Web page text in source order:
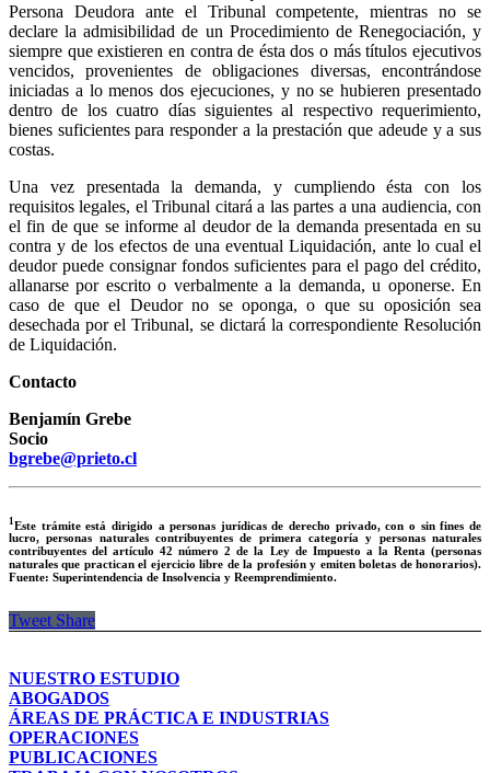
Persona Deudora ante el Tribunal competente, mientras no se
declare la admisibilidad de un Procedimiento de Renegociación, y
siempre que existieren en contra de ésta dos o más títulos ejecutivos
vencidos, provenientes de obligaciones diversas, encontrándose
iniciadas a lo menos dos ejecuciones, y no se hubieren presentado
dentro de los cuatro días siguientes al respectivo requerimiento,
bienes suficientes para responder a la prestación que adeude y a sus
costas.
Una vez presentada la demanda, y cumpliendo ésta con los
requisitos legales, el Tribunal citará a las partes a una audiencia, con
el fin de que se informe al deudor de la demanda presentada en su
contra y de los efectos de una eventual Liquidación, ante lo cual el
deudor puede consignar fondos suficientes para el pago del crédito,
allanarse por escrito o verbalmente a la demanda, u oponerse. En
caso de que el Deudor no se oponga, o que su oposición sea
desechada por el Tribunal, se dictará la correspondiente Resolución
de Liquidación.
Contacto
Benjamín Grebe
Socio
bgrebe@prieto.cl
1 Este trámite está dirigido a personas jurídicas de derecho privado, con o sin fines de
lucro, personas naturales contribuyentes de primera categoría y personas naturales
contribuyentes del artículo 42 número 2 de la Ley de Impuesto a la Renta (personas
naturales que practican el ejercicio libre de la profesión y emiten boletas de honorarios).
Fuente: Superintendencia de Insolvencia y Reemprendimiento.
Tweet Share
NUESTRO ESTUDIO
ABOGADOS
ÁREAS DE PRÁCTICA E INDUSTRIAS
OPERACIONES
PUBLICACIONES